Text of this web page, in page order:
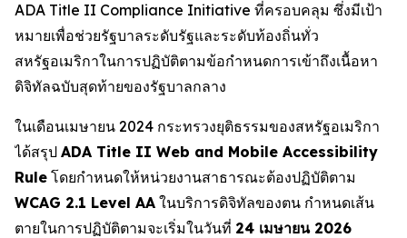
ADA Title II Compliance Initiative ที่ครอบคลุม ซึ่งมีเป้า
หมายเพื่อช่วยรัฐบาลระดับรัฐและระดับท้องถิ่นทั่ว
สหรัฐอเมริกาในการปฏิบัติตามข้อกำหนดการเข้าถึงเนื้อหา
ดิจิทัลฉบับสุดท้ายของรัฐบาลกลาง
ในเดือนเมษายน 2024 กระทรวงยุติธรรมของสหรัฐอเมริกา
ได้สรุป ADA Title II Web and Mobile Accessibility
Rule โดยกำหนดให้หน่วยงานสาธารณะต้องปฏิบัติตาม
WCAG 2.1 Level AA ในบริการดิจิทัลของตน กำหนดเส้น
ตายในการปฏิบัติตามจะเริ่มในวันที่ 24 เมษายน 2026